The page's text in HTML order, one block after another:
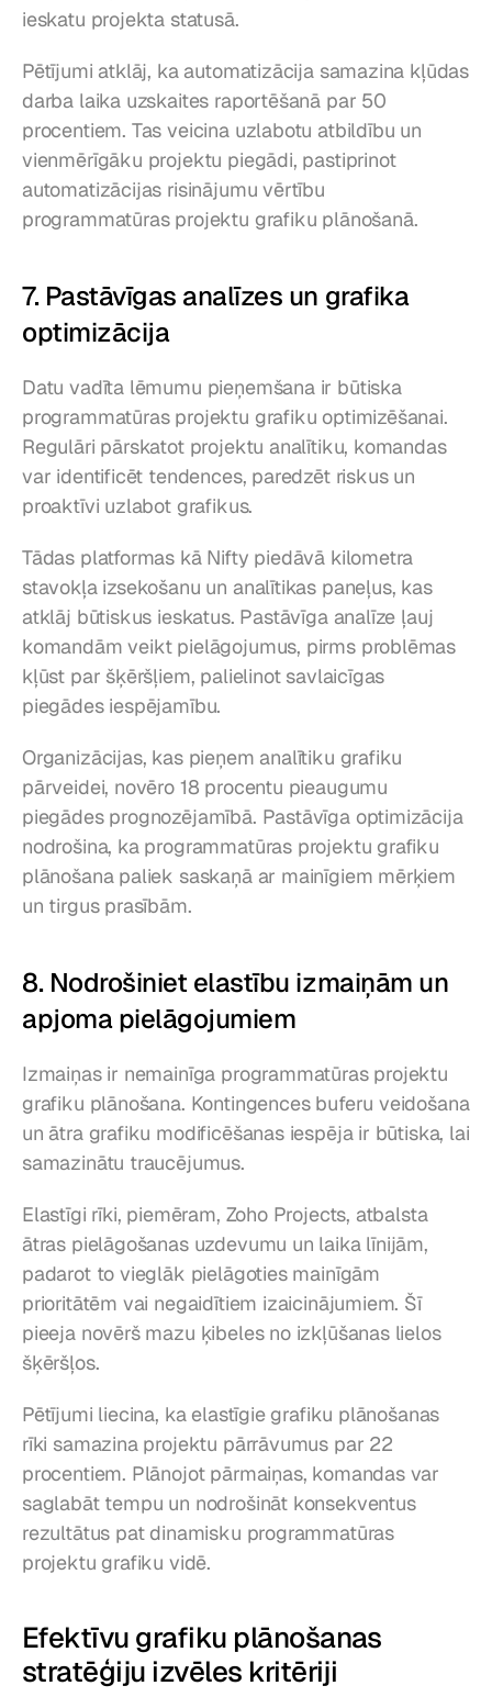
ieskatu projekta statusā.
Pētījumi atklāj, ka automatizācija samazina kļūdas
darba laika uzskaites raportēšanā par 50
procentiem. Tas veicina uzlabotu atbildību un
vienmērīgāku projektu piegādi, pastiprinot
automatizācijas risinājumu vērtību
programmatūras projektu grafiku plānošanā.
7. Pastāvīgas analīzes un grafika
optimizācija
Datu vadīta lēmumu pieņemšana ir būtiska
programmatūras projektu grafiku optimizēšanai.
Regulāri pārskatot projektu analītiku, komandas
var identificēt tendences, paredzēt riskus un
proaktīvi uzlabot grafikus.
Tādas platformas kā Nifty piedāvā kilometra
stavokļa izsekošanu un analītikas paneļus, kas
atklāj būtiskus ieskatus. Pastāvīga analīze ļauj
komandām veikt pielāgojumus, pirms problēmas
kļūst par šķēršļiem, palielinot savlaicīgas
piegādes iespējamību.
Organizācijas, kas pieņem analītiku grafiku
pārveidei, novēro 18 procentu pieaugumu
piegādes prognozējamībā. Pastāvīga optimizācija
nodrošina, ka programmatūras projektu grafiku
plānošana paliek saskaņā ar mainīgiem mērķiem
un tirgus prasībām.
8. Nodrošiniet elastību izmaiņām un
apjoma pielāgojumiem
Izmaiņas ir nemainīga programmatūras projektu
grafiku plānošana. Kontingences buferu veidošana
un ātra grafiku modificēšanas iespēja ir būtiska, lai
samazinātu traucējumus.
Elastīgi rīki, piemēram, Zoho Projects, atbalsta
ātras pielāgošanas uzdevumu un laika līnijām,
padarot to vieglāk pielāgoties mainīgām
prioritātēm vai negaidītiem izaicinājumiem. Šī
pieeja novērš mazu ķibeles no izkļūšanas lielos
šķēršļos.
Pētījumi liecina, ka elastīgie grafiku plānošanas
rīki samazina projektu pārrāvumus par 22
procentiem. Plānojot pārmaiņas, komandas var
saglabāt tempu un nodrošināt konsekventus
rezultātus pat dinamisku programmatūras
projektu grafiku vidē.
Efektīvu grafiku plānošanas
stratēģiju izvēles kritēriji